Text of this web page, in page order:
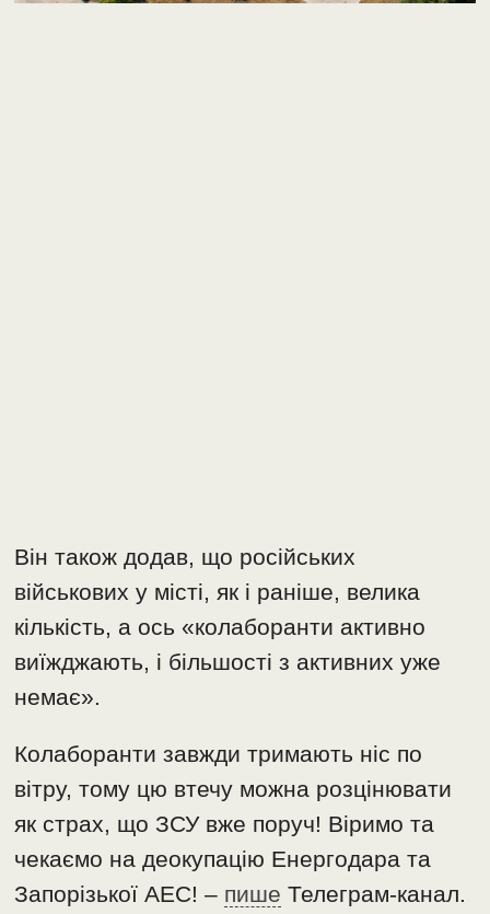
Він також додав, що російських
військових у місті, як і раніше, велика
кількість, а ось «колаборанти активно
виїжджають, і більшості з активних уже
немає».
Колаборанти завжди тримають ніс по
вітру, тому цю втечу можна розцінювати
як страх, що ЗСУ вже поруч! Віримо та
чекаємо на деокупацію Енергодара та
Запорізької АЕС! – пише Телеграм-канал.